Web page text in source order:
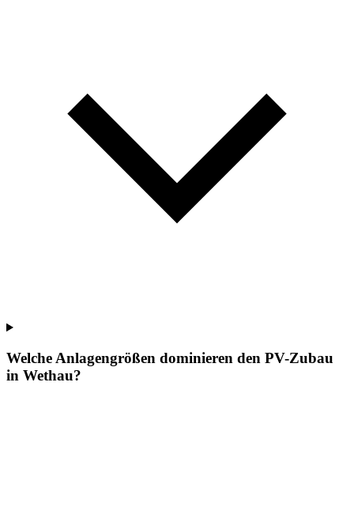
Welche Anlagengrößen dominieren den PV-Zubau
in Wethau?